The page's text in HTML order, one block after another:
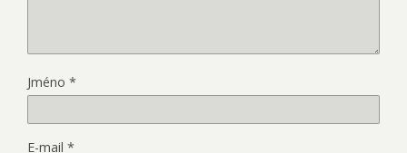
Jméno *
E-mail *